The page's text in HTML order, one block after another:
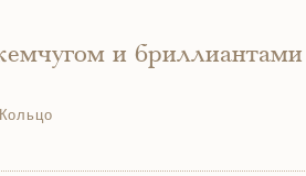
и бриллиантами
Кольцо